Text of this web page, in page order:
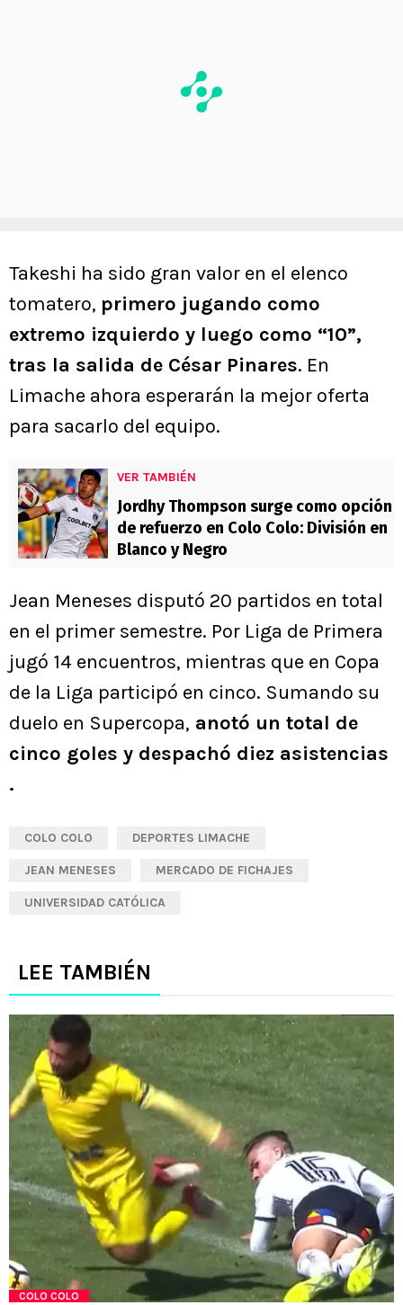
Takeshi ha sido gran valor en el elenco
tomatero, primero jugando como
extremo izquierdo y luego como “10”,
tras la salida de César Pinares. En
Limache ahora esperarán la mejor oferta
para sacarlo del equipo.
VER TAMBIÉN
Jordhy Thompson surge como opción
de refuerzo en Colo Colo: División en
Blanco y Negro
Jean Meneses disputó 20 partidos en total
en el primer semestre. Por Liga de Primera
jugó 14 encuentros, mientras que en Copa
de la Liga participó en cinco. Sumando su
duelo en Supercopa, anotó un total de
cinco goles y despachó diez asistencias
.
COLO COLO DEPORTES LIMACHE
JEAN MENESES MERCADO DE FICHAJES
UNIVERSIDAD CATÓLICA
LEE TAMBIÉN
COLO COLO